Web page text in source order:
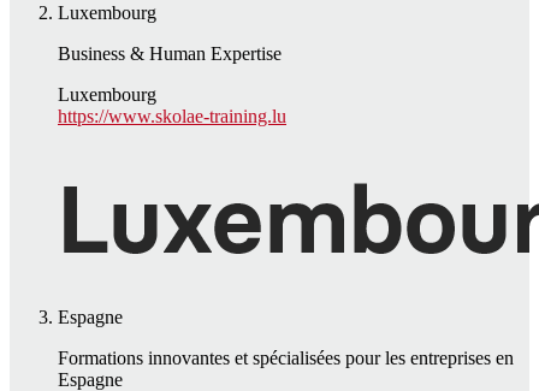
Luxembourg
Business & Human Expertise
Luxembourg
https://www.skolae-training.lu
Espagne
Formations innovantes et spécialisées pour les entreprises en
Espagne